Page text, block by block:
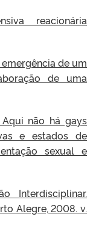
reacionária
emergência de um
de uma
não há gays
e estados de
sexual e
Interdisciplinar.
Alegre, 2008. v.